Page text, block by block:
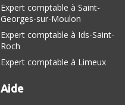
Expert comptable à Saint-
Georges-sur-Moulon
Expert comptable à Ids-Saint-
Roch
Expert comptable à Limeux
Aide